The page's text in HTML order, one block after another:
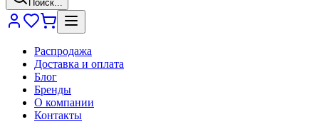
Поиск...
Распродажа
Доставка и оплата
Блог
Бренды
О компании
Контакты